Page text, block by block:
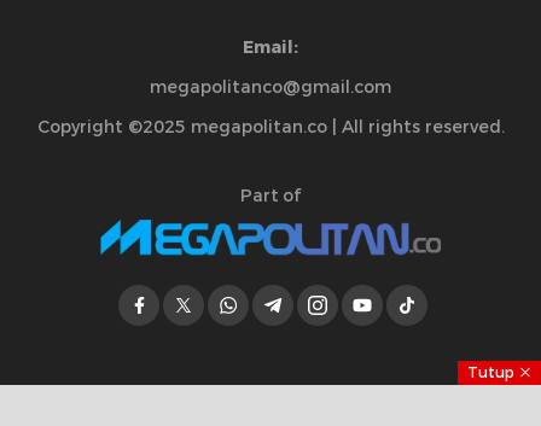
Email:
megapolitanco@gmail.com
Copyright ©2025 megapolitan.co | All rights reserved.
Part of
Tutup